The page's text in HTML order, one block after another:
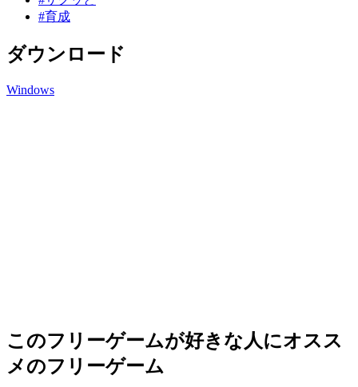
#育成
ダウンロード
Windows
このフリーゲームが好きな人にオスス
メのフリーゲーム